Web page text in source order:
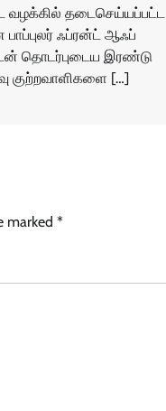
வழக்கில் தடைசெய்யப்பட்ட
ஃப்ரன்ட் ஆஃப்
தொடர்புடைய இரண்டு
குற்றவாளிகளை […]
marked *